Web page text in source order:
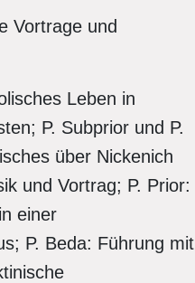
Vortrage und
Leben in
P. Subprior und P.
über Nickenich
und Vortrag; P. Prior:
einer
P. Beda: Führung mit